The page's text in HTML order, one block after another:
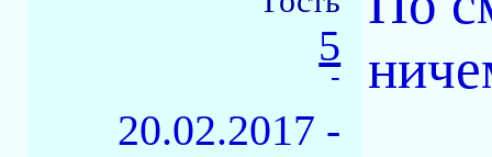
5
-
20.02.2017 -